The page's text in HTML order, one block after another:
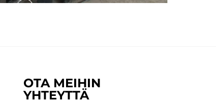
OTA MEIHIN
YHTEYTTÄ